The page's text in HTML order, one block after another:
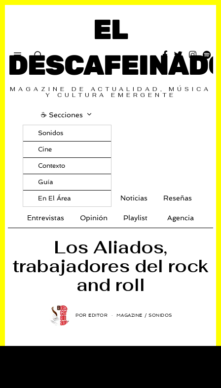
EL
MAGAZINE DE ACTUALIDAD, MÚSICA
Y CULTURA EMERGENTE
☕️ Secciones
Sonidos
Cine
Contexto
Guía
En El Área Noticias Reseñas
Entrevistas Opinión Playlist Agencia
Los Aliados,
trabajadores del rock
and roll
POREDITOR MAGAZINE / SONIDOS